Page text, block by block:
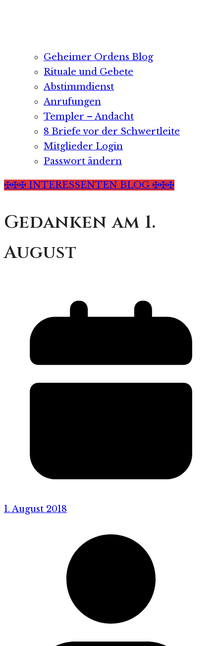
Geheimer Ordens Blog
Rituale und Gebete
Abstimmdienst
Anrufungen
Templer – Andacht
8 Briefe vor der Schwertleite
Mitglieder Login
Passwort ändern
✠✠✠ INTERESSENTEN BLOG ✠✠✠
Gedanken am 1.
August
1. August 2018